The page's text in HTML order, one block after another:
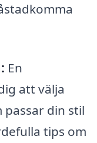
En
att välja
din stil
tips om